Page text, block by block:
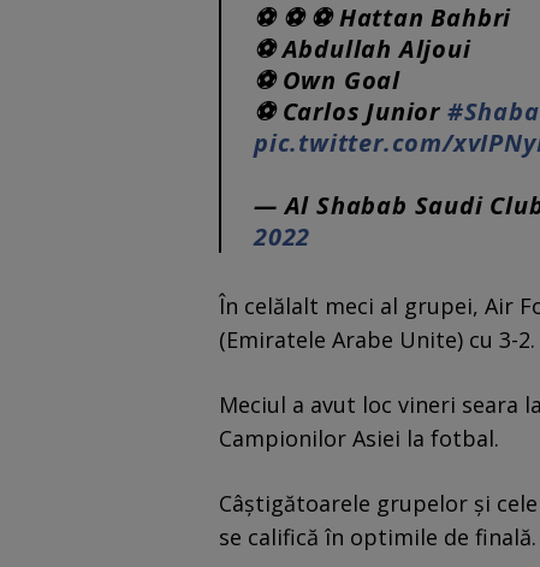
⚽️ ⚽️ ⚽️ Hattan Bahbri
⚽️ Abdullah Aljoui
⚽️ Own Goal
⚽️ Carlos Junior
pic.twitter.com/
— Al Shabab Saudi
2022
În celălalt meci al grupei, Air
(Emiratele Arabe Unite) cu 3-2.
Meciul a avut loc vineri seara
Campionilor Asiei la fotbal.
Câştigătoarele grupelor şi
se califică în optimile de finală.